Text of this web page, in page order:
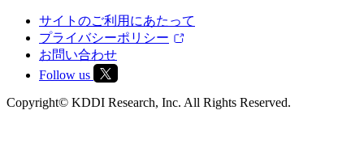
サイトのご利用にあたって
プライバシーポリシー
お問い合わせ
Follow us
Copyright© KDDI Research, Inc. All Rights Reserved.